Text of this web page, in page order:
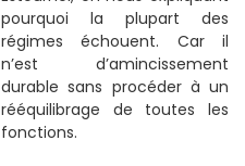
pourquoi la plupart des
régimes échouent. Car il
n’est d’amincissement
durable sans procéder à un
rééquilibrage de toutes les
fonctions.